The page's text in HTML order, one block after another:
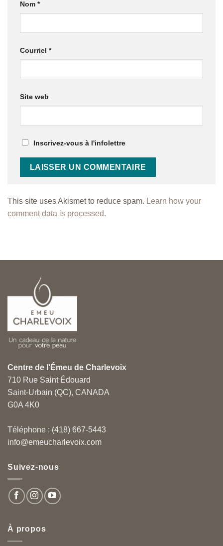
Nom *
Courriel *
Site web
Inscrivez-vous à l'infolettre
This site uses Akismet to reduce spam. Learn how your
comment data is processed.
Centre de l'Émeu de Charlevoix
710 Rue Saint Édouard
Saint-Urbain (QC), CANADA
G0A 4K0
Téléphone : (418) 667-5443
info@emeucharlevoix.com
Suivez-nous
À propos